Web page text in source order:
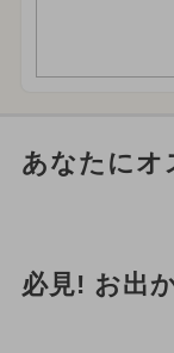
あなたにオ
必見! お出